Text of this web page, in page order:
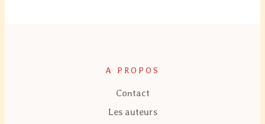
A PROPOS
Contact
Les auteurs